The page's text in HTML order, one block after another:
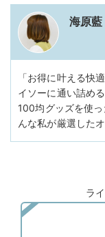
海原藍
「お得に叶える快
イソーに通い詰め
100均グッズを使
んな私が厳選した
ラ